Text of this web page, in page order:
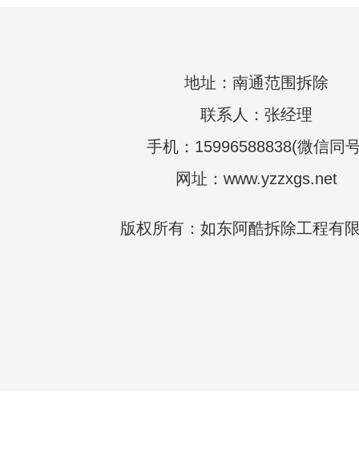
地址：南通范围拆除
联系人：张经理
手机：15996588838(微信同
网址：www.yzzxgs.net
版权所有：如东阿酷拆除工程有